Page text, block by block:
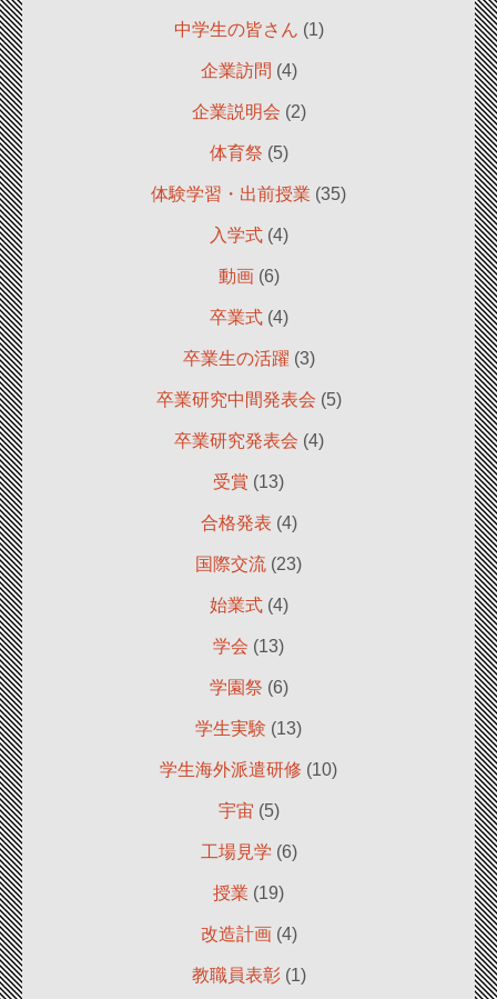
中学生の皆さん (1)
企業訪問 (4)
企業説明会 (2)
体育祭 (5)
体験学習・出前授業 (35)
入学式(4)
動画(6)
卒業式(4)
卒業生の活躍 (3)
卒業研究中間発表会 (5)
卒業研究発表会 (4)
受賞 (13)
合格発表 (4)
国際交流 (23)
始業式(4)
学会 (13)
学園祭 (6)
学生実験 (13)
学生海外派遣研修 (10)
宇宙 (5)
工場見学 (6)
授業 (19)
改造計画(4)
教職員表彰(1)